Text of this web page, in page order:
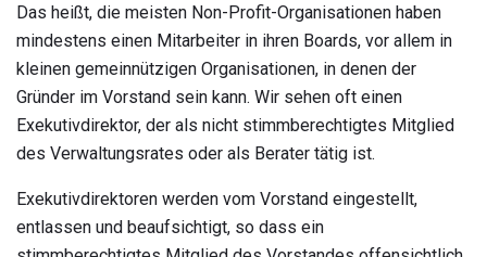
Das heißt, die meisten Non-Profit-Organisationen haben
mindestens einen Mitarbeiter in ihren Boards, vor allem in
kleinen gemeinnützigen Organisationen, in denen der
Gründer im Vorstand sein kann. Wir sehen oft einen
Exekutivdirektor, der als nicht stimmberechtigtes Mitglied
des Verwaltungsrates oder als Berater tätig ist.
Exekutivdirektoren werden vom Vorstand eingestellt,
entlassen und beaufsichtigt, so dass ein